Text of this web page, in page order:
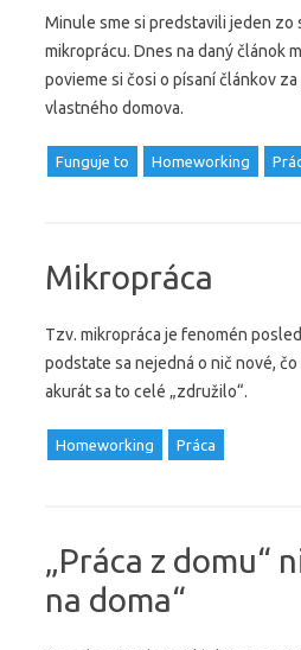
Minule sme si predstavili jeden zo
mikroprácu. Dnes na daný článok
povieme si čosi o písaní článkov
vlastného domova.
Funguje to Homeworking
Mikropráca
Tzv. mikropráca je fenomén
podstate sa nejedná o nič nové,
akurát sa to celé „združilo“.
Homeworking Práca
„Práca z domu“
na doma“